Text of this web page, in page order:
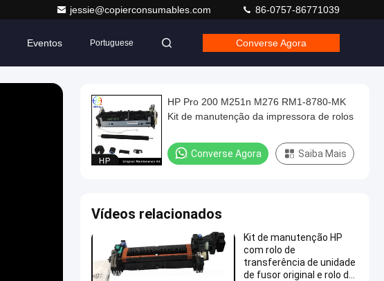
jessie@copierconsumables.com 86-0757-86771039
Eventos Portuguese Converse Agora
HP Pro 200 M251n M276 RM1-8780-MK
Kit de manutenção da impressora de rolos
Converse Agora Saiba Mais
Vídeos relacionados
Kit de manutenção HP
com rolo de
transferência de unidade
de fusor original e rolo de